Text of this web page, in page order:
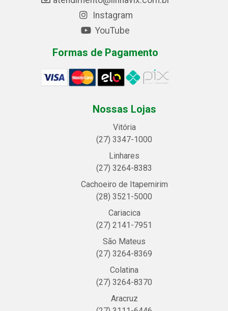
Instagram
YouTube
Formas de Pagamento
Nossas Lojas
Vitória
(27) 3347-1000
Linhares
(27) 3264-8383
Cachoeiro de Itapemirim
(28) 3521-5000
Cariacica
(27) 2141-7951
São Mateus
(27) 3264-8369
Colatina
(27) 3264-8370
Aracruz